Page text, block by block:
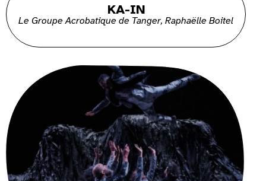
KA-IN
Le Groupe Acrobatique de Tanger, Raphaëlle Boitel